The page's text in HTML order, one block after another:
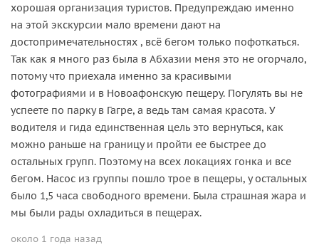
хорошая организация туристов. Предупреждаю именно
на этой экскурсии мало времени дают на
достопримечательностях , всё бегом только пофоткаться.
Так как я много раз была в Абхазии меня это не огорчало,
потому что приехала именно за красивыми
фотографиями и в Новоафонскую пещеру. Погулять вы не
успеете по парку в Гагре, а ведь там самая красота. У
водителя и гида единственная цель это вернуться, как
можно раньше на границу и пройти ее быстрее до
остальных групп. Поэтому на всех локациях гонка и все
бегом. Насос из группы пошло трое в пещеры, у остальных
было 1,5 часа свободного времени. Была страшная жара и
мы были рады охладиться в пещерах.
около 1 года назад